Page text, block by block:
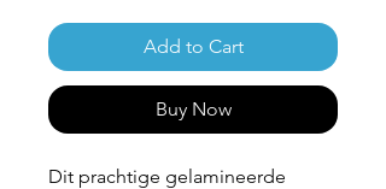
Add to Cart
Buy Now
Dit prachtige gelamineerde